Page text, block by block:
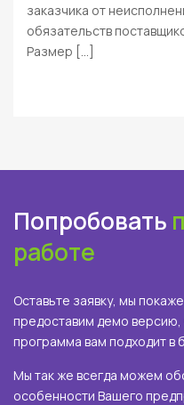
заказчика от
обязательств
Размер […]
Попробовать
работе
Оставьте заявку, мы
предоставим демо версию,
программа вам подходит в
Мы так же всегда можем
особенности Вашего